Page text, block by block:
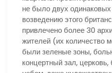
не было двух одинаковых
возведению этого
привлечено более 30
жителей (их количество
были зеленые зоны,
концертный зал,